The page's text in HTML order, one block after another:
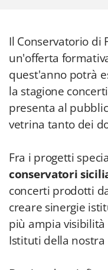
Il Conservatorio di
un'offerta
quest'anno potrà
la stagione
presenta al
vetrina tanto dei
Fra i progetti
conservatori
concerti prodotti
creare sinergie
più ampia visibilità
Istituti della nostra